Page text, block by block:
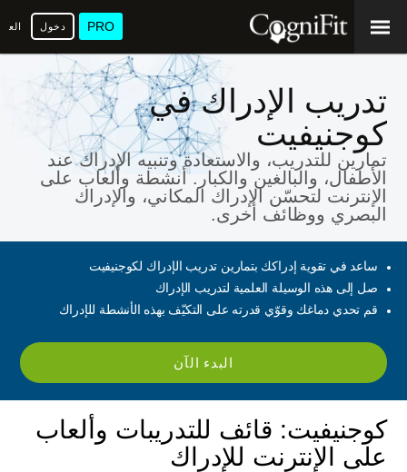
PRO دخول
تدريب الإدراك في
كوجنيفيت
تمارين للتدريب، والاستعادة وتنبيه الإدراك عند
الأطفال، والبالغين والكبار. أنشطة وألعاب على
الإنترنت لتحسّن الإدراك المكاني، والإدراك
البصري ووظائف أخرى.
ساعد في تقوية إدراكك بتمارين تدريب الإدراك لكوجنيفيت
صل إلى هذه الوسيلة العلمية لتدريب الإدراك
قم تحدي دماغك وقوّي قدرته على التكيّف بهذه الأنشطة للإدراك
البدء الآن
كوجنيفيت: قائف للتدريبات وألعاب
على الإنترنت للإدراك